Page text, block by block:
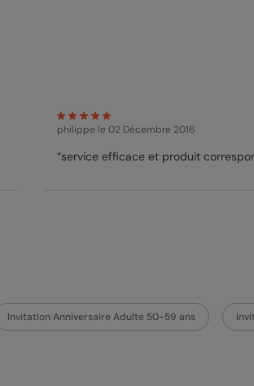
philippe le 02 Décembre 2016
“service efficace et produit
Invitation Anniversaire Adulte 50-59 ans